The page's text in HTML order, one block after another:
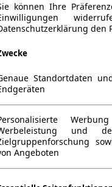
können Ihre
den
Standortdaten
und
Angeboten